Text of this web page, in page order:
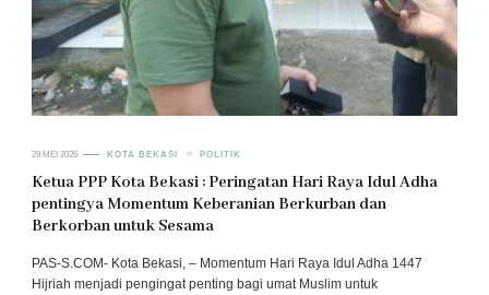
28 MEI 2026 KOTA BEKASI POLITIK
Ketua PPP Kota Bekasi : Peringatan Hari Raya Idul Adha
pentingya Momentum Keberanian Berkurban dan
Berkorban untuk Sesama
PAS-S.COM- Kota Bekasi, – Momentum Hari Raya Idul Adha 1447
Hijriah menjadi pengingat penting bagi umat Muslim untuk